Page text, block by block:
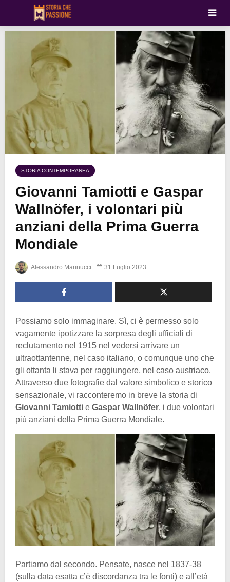
STORIA CONTEMPORANEA
Giovanni Tamiotti e Gaspar
Wallnöfer, i volontari più
anziani della Prima Guerra
Mondiale
Alessandro Marinucci 31 Luglio 2023
Possiamo solo immaginare. Sì, ci è permesso solo
vagamente ipotizzare la sorpresa degli ufficiali di
reclutamento nel 1915 nel vedersi arrivare un
ultraottantenne, nel caso italiano, o comunque uno che
gli ottanta li stava per raggiungere, nel caso austriaco.
Attraverso due fotografie dal valore simbolico e storico
sensazionale, vi racconteremo in breve la storia di
Giovanni Tamiotti e Gaspar Wallnöfer, i due volontari
più anziani della Prima Guerra Mondiale.
Partiamo dal secondo. Pensate, nasce nel 1837-38
(sulla data esatta c’è discordanza tra le fonti) e all’età